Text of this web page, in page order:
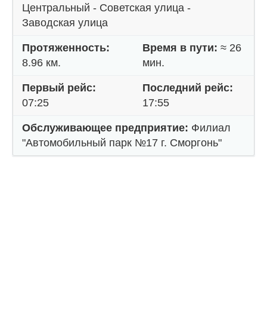
Центральный - Советская улица -
Заводская улица
Протяженность:
8.96 км.
Время в пути: ≈ 26
мин.
Первый рейс:
07:25
Последний рейс:
17:55
Обслуживающее предприятие: Филиал
"Автомобильный парк №17 г. Сморгонь"